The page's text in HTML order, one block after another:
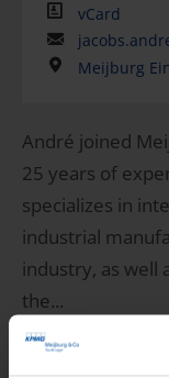
vCard
Meijburg
André joined
25 years of
specializes in
industrial
industry, as well
the...
Show more